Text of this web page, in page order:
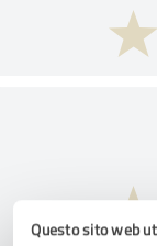
Questo sito web